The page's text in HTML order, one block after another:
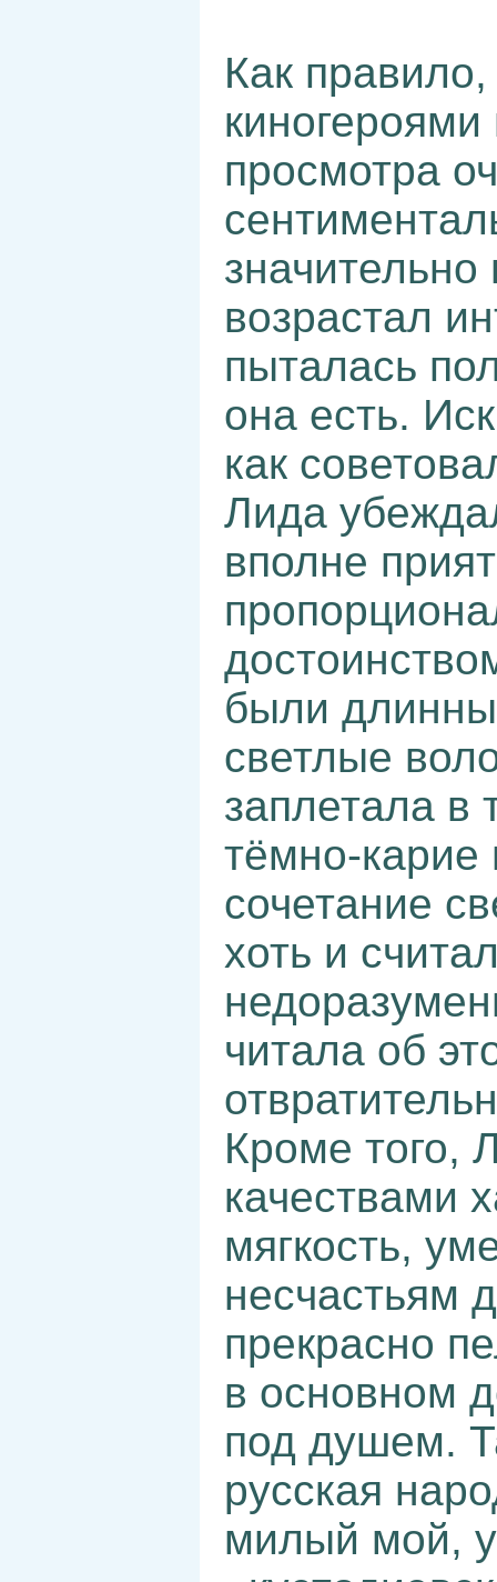
Как
просмотра
возрастал
пыталась
она есть.
как
Лида
вполне
были
светлые
заплетала в
тёмно-карие
сочетание
хоть и
читала об
Кроме того,
качествами
мягкость,
несчастьям
прекрасно
в основном
под душем.
русская
милый мой,